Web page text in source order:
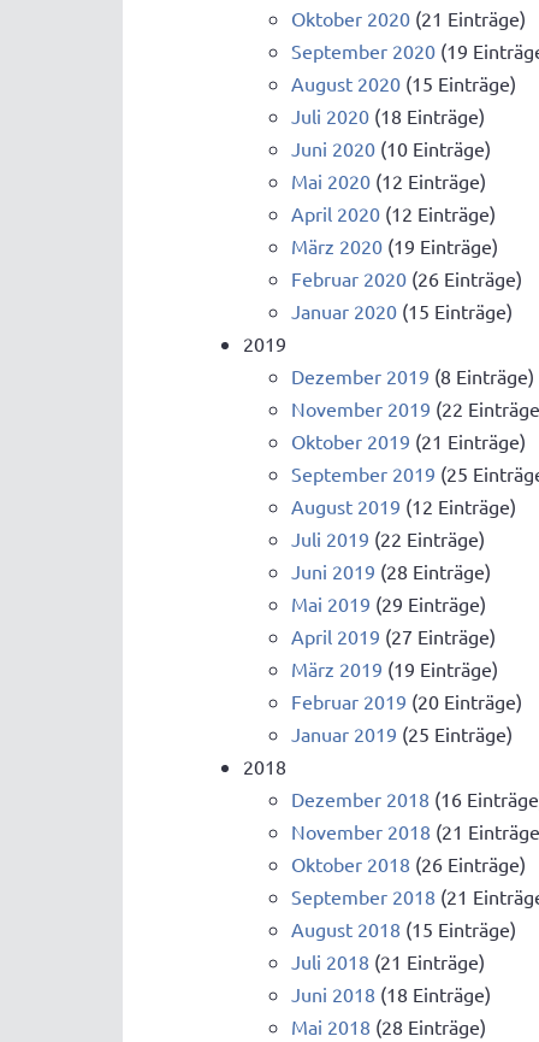
Oktober 2020 (21 Einträge)
September 2020 (19
August 2020 (15 Einträge)
Juli 2020 (18 Einträge)
Juni 2020 (10 Einträge)
Mai 2020 (12 Einträge)
April 2020 (12 Einträge)
März 2020 (19 Einträge)
Februar 2020 (26 Einträge)
Januar 2020 (15 Einträge)
2019
Dezember 2019 (8 Einträge)
November 2019 (22
Oktober 2019 (21 Einträge)
September 2019 (25
August 2019 (12 Einträge)
Juli 2019 (22 Einträge)
Juni 2019 (28 Einträge)
Mai 2019 (29 Einträge)
April 2019 (27 Einträge)
März 2019 (19 Einträge)
Februar 2019 (20 Einträge)
Januar 2019 (25 Einträge)
2018
Dezember 2018 (16
November 2018 (21
Oktober 2018 (26 Einträge)
September 2018 (21
August 2018 (15 Einträge)
Juli 2018 (21 Einträge)
Juni 2018 (18 Einträge)
Mai 2018 (28 Einträge)